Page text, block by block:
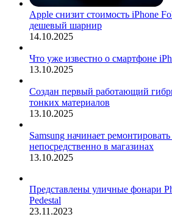
Apple снизит стоимость iPhone
дешевый шарнир
14.10.2025
Что уже известно о смартфоне
13.10.2025
Создан первый работающий
тонких материалов
13.10.2025
Samsung начинает
непосредственно в магазинах
13.10.2025
Представлены уличные фонари
Pedestal
23.11.2023